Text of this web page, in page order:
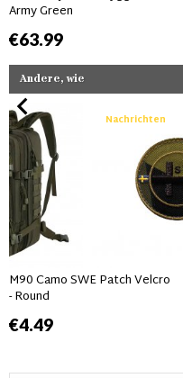
Army Green
€63.99
Andere, wie
Nachrichten
M90 Camo SWE Patch Velcro
- Round
€4.49